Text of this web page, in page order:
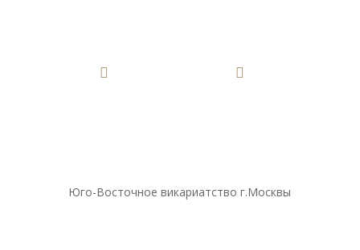
 
Юго-Восточное викариатство г.Москвы